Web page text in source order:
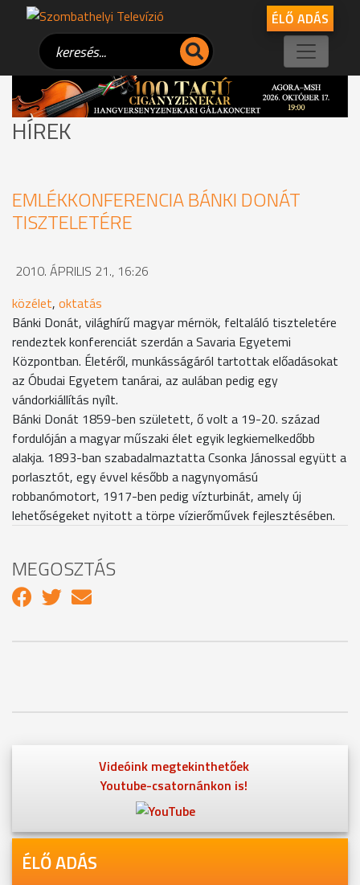
ÉLŐ ADÁS
HÍREK
EMLÉKKONFERENCIA BÁNKI DONÁT
TISZTELETÉRE
2010. ÁPRILIS 21., 16:26
közélet, oktatás
Bánki Donát, világhírű magyar mérnök, feltaláló tiszteletére
rendeztek konferenciát szerdán a Savaria Egyetemi
Központban. Életéről, munkásságáról tartottak előadásokat
az Óbudai Egyetem tanárai, az aulában pedig egy
vándorkiállítás nyílt.
Bánki Donát 1859-ben született, ő volt a 19-20. század
fordulóján a magyar műszaki élet egyik legkiemelkedőbb
alakja. 1893-ban szabadalmaztatta Csonka Jánossal együtt a
porlasztót, egy évvel később a nagynyomású
robbanómotort, 1917-ben pedig vízturbinát, amely új
lehetőségeket nyitott a törpe vízierőművek fejlesztésében.
MEGOSZTÁS
Videóink megtekinthetőek
Youtube-csatornánkon is!
ÉLŐ ADÁS